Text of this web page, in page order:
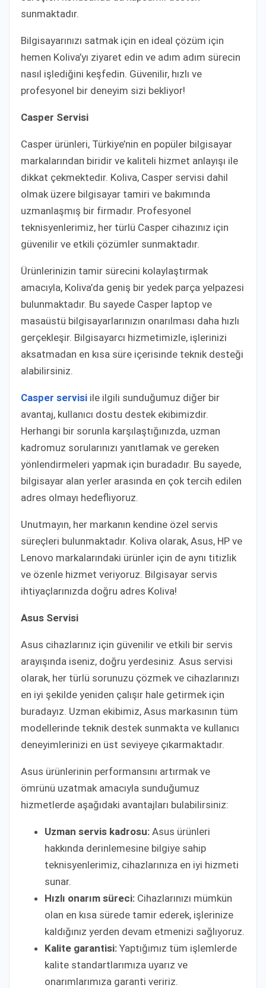
sunmaktadır.
Bilgisayarınızı satmak için en ideal çözüm için
hemen Koliva’yı ziyaret edin ve adım adım sürecin
nasıl işlediğini keşfedin. Güvenilir, hızlı ve
profesyonel bir deneyim sizi bekliyor!
Casper Servisi
Casper ürünleri, Türkiye’nin en popüler bilgisayar
markalarından biridir ve kaliteli hizmet anlayışı ile
dikkat çekmektedir. Koliva, Casper servisi dahil
olmak üzere bilgisayar tamiri ve bakımında
uzmanlaşmış bir firmadır. Profesyonel
teknisyenlerimiz, her türlü Casper cihazınız için
güvenilir ve etkili çözümler sunmaktadır.
Ürünlerinizin tamir sürecini kolaylaştırmak
amacıyla, Koliva’da geniş bir yedek parça yelpazesi
bulunmaktadır. Bu sayede Casper laptop ve
masaüstü bilgisayarlarınızın onarılması daha hızlı
gerçekleşir. Bilgisayarcı hizmetimizle, işlerinizi
aksatmadan en kısa süre içerisinde teknik desteği
alabilirsiniz.
Casper servisi ile ilgili sunduğumuz diğer bir
avantaj, kullanıcı dostu destek ekibimizdir.
Herhangi bir sorunla karşılaştığınızda, uzman
kadromuz sorularınızı yanıtlamak ve gereken
yönlendirmeleri yapmak için buradadır. Bu sayede,
bilgisayar alan yerler arasında en çok tercih edilen
adres olmayı hedefliyoruz.
Unutmayın, her markanın kendine özel servis
süreçleri bulunmaktadır. Koliva olarak, Asus, HP ve
Lenovo markalarındaki ürünler için de aynı titizlik
ve özenle hizmet veriyoruz. Bilgisayar servis
ihtiyaçlarınızda doğru adres Koliva!
Asus Servisi
Asus cihazlarınız için güvenilir ve etkili bir servis
arayışında iseniz, doğru yerdesiniz. Asus servisi
olarak, her türlü sorunuzu çözmek ve cihazlarınızı
en iyi şekilde yeniden çalışır hale getirmek için
buradayız. Uzman ekibimiz, Asus markasının tüm
modellerinde teknik destek sunmakta ve kullanıcı
deneyimlerinizi en üst seviyeye çıkarmaktadır.
Asus ürünlerinin performansını artırmak ve
ömrünü uzatmak amacıyla sunduğumuz
hizmetlerde aşağıdaki avantajları bulabilirsiniz:
Uzman servis kadrosu: Asus ürünleri
hakkında derinlemesine bilgiye sahip
teknisyenlerimiz, cihazlarınıza en iyi hizmeti
sunar.
Hızlı onarım süreci: Cihazlarınızı mümkün
olan en kısa sürede tamir ederek, işlerinize
kaldığınız yerden devam etmenizi sağlıyoruz.
Kalite garantisi: Yaptığımız tüm işlemlerde
kalite standartlarımıza uyarız ve
onarımlarımıza garanti veririz.